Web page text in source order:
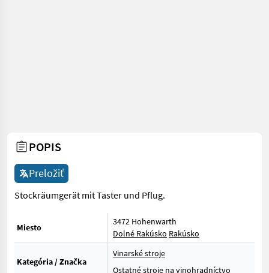
POPIS
Preložiť
Stockräumgerät mit Taster und Pflug.
Miesto
3472 Hohenwarth
Dolné Rakúsko Rakúsko
Kategória / Značka
Vinarské stroje
Ostatné stroje na vinohradníctvo